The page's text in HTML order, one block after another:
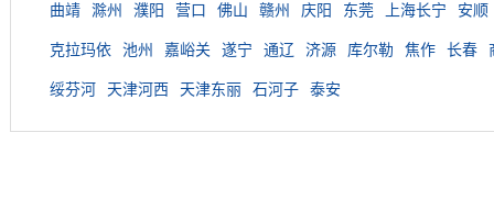
曲靖 滁州 濮阳 营口 佛山 赣州 庆阳 东莞 上海长宁 安顺
克拉玛依 池州 嘉峪关 遂宁 通辽 济源 库尔勒 焦作 长春
绥芬河 天津河西 天津东丽 石河子 泰安